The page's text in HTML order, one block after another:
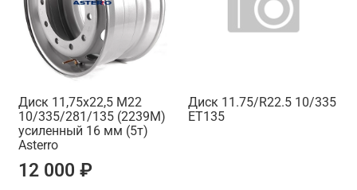
Диск 11,75x22,5 M22
10/335/281/135 (2239M)
усиленный 16 мм (5т)
Asterro
12 000 ₽
Диск 11.75/R22.5 10/335
ET135